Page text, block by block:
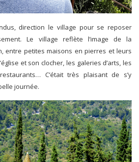
direction le village pour se reposer
Le village reflète l’image de la
entre petites maisons en pierres et leurs
et son clocher, les galeries d’arts, les
C’était très plaisant de s’y
journée.